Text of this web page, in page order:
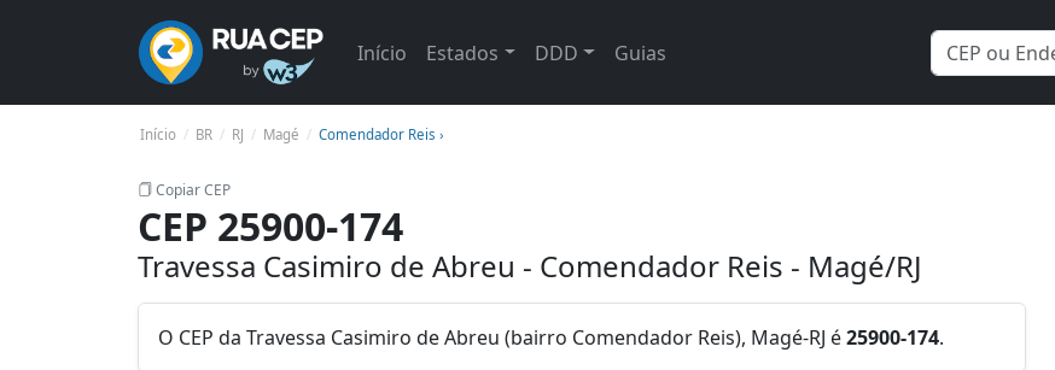
Início Estados DDD Guias
Início BR RJ Magé Comendador Reis ›
Copiar CEP
CEP 25900-174
Travessa Casimiro de Abreu - Comendador Reis - Magé/RJ
O CEP da Travessa Casimiro de Abreu (bairro Comendador Reis), Magé-RJ é25900-174.